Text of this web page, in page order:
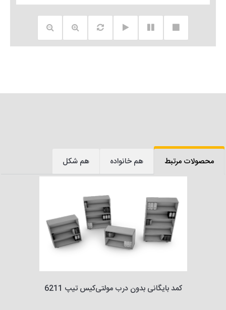
محصولات مرتبط هم خانواده هم شکل
کمد بایگانی بدون درب مولتی‌کیس تیپ 6211